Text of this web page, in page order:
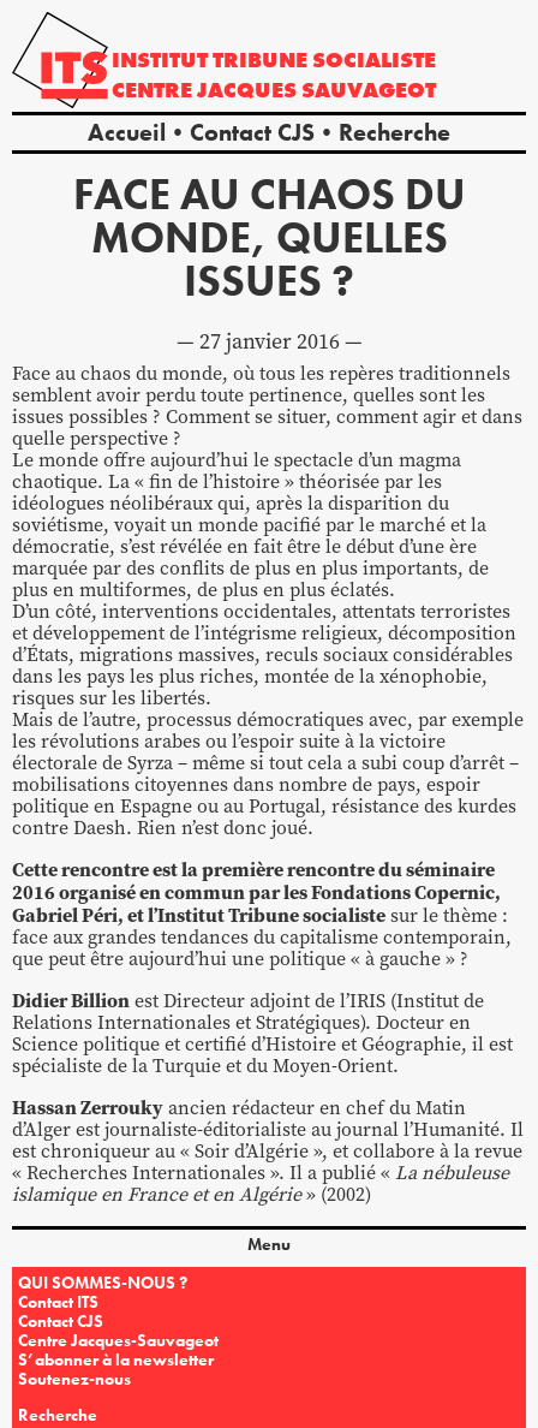
INSTITUTTRIBUNE SOCIALISTE
CENTREJACQUES SAUVAGEOT
Accueil Contact CJS Recherche
FACE AU CHAOS DU
MONDE, QUELLES
ISSUES ?
27 janvier 2016
Face au chaos du monde, où tous les repères traditionnels
semblent avoir perdu toute pertinence, quelles sont les
issues possibles ? Comment se situer, comment agir et dans
quelle perspective ?
Le monde offre aujourd’hui le spectacle d’un magma
chaotique. La « fin de l’histoire » théorisée par les
idéologues néolibéraux qui, après la disparition du
soviétisme, voyait un monde pacifié par le marché et la
démocratie, s’est révélée en fait être le début d’une ère
marquée par des conflits de plus en plus importants, de
plus en multiformes, de plus en plus éclatés.
D’un côté, interventions occidentales, attentats terroristes
et développement de l’intégrisme religieux, décomposition
d’États, migrations massives, reculs sociaux considérables
dans les pays les plus riches, montée de la xénophobie,
risques sur les libertés.
Mais de l’autre, processus démocratiques avec, par exemple
les révolutions arabes ou l’espoir suite à la victoire
électorale de Syrza – même si tout cela a subi coup d’arrêt –
mobilisations citoyennes dans nombre de pays, espoir
politique en Espagne ou au Portugal, résistance des kurdes
contre Daesh. Rien n’est donc joué.
Cette rencontre est la première rencontre du séminaire
2016 organisé en commun par les Fondations Copernic,
Gabriel Péri, et l’Institut Tribune socialistesur le thème :
face aux grandes tendances du capitalisme contemporain,
que peut être aujourd’hui une politique « à gauche » ?
Didier Billionest Directeur adjoint de l’IRIS (Institut de
Relations Internationales et Stratégiques). Docteur en
Science politique et certifié d’Histoire et Géographie, il est
spécialiste de la Turquie et du Moyen-Orient.
Hassan Zerroukyancien rédacteur en chef du Matin
d’Alger est journaliste-éditorialiste au journal l’Humanité. Il
est chroniqueur au « Soir d’Algérie », et collabore à la revue
« Recherches Internationales ». Il a publié «La nébuleuse
islamique en France et en Algérie» (2002)
Menu
QUI SOMMES-NOUS ?
Contact ITS
Contact CJS
Centre Jacques-Sauvageot
S’abonner à la newsletter
Soutenez-nous
Recherche